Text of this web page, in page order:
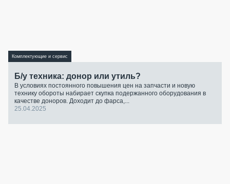
Комплектующие и сервис
Б/у техника: донор или утиль?
В условиях постоянного повышения цен на запчасти и новую
технику обороты набирает скупка подержанного оборудования в
качестве доноров. Доходит до фарса,...
25.04.2025